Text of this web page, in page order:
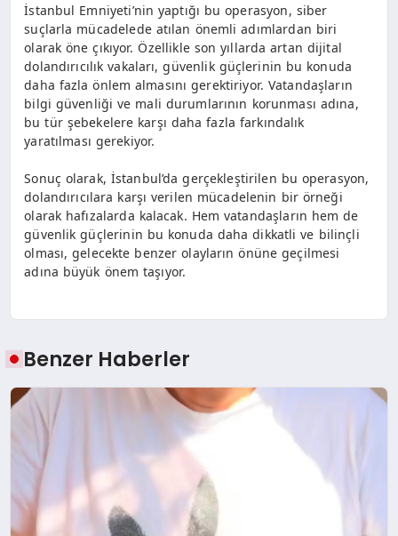
İstanbul Emniyeti’nin yaptığı bu operasyon, siber
suçlarla mücadelede atılan önemli adımlardan biri
olarak öne çıkıyor. Özellikle son yıllarda artan dijital
dolandırıcılık vakaları, güvenlik güçlerinin bu konuda
daha fazla önlem almasını gerektiriyor. Vatandaşların
bilgi güvenliği ve mali durumlarının korunması adına,
bu tür şebekelere karşı daha fazla farkındalık
yaratılması gerekiyor.
Sonuç olarak, İstanbul’da gerçekleştirilen bu operasyon,
dolandırıcılara karşı verilen mücadelenin bir örneği
olarak hafızalarda kalacak. Hem vatandaşların hem de
güvenlik güçlerinin bu konuda daha dikkatli ve bilinçli
olması, gelecekte benzer olayların önüne geçilmesi
adına büyük önem taşıyor.
Benzer Haberler